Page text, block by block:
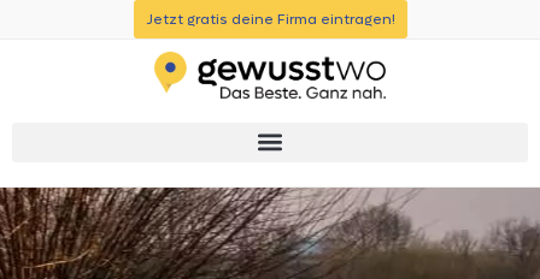
Jetzt gratis deine Firma eintragen!